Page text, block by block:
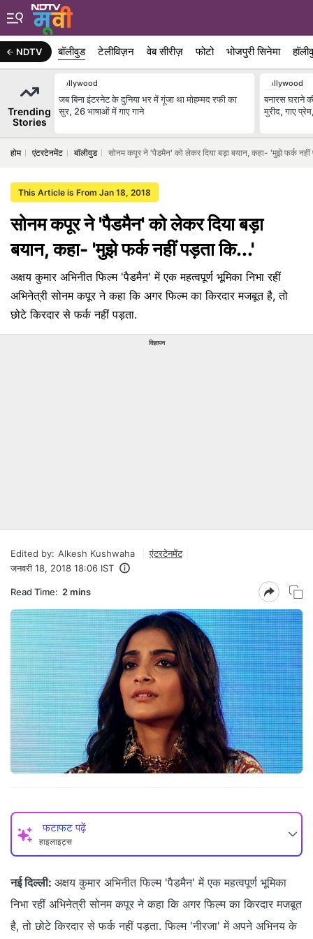
NDTV बॉलीवुड टेलीविज़न वेब सीरीज़ फोटो भोजपुरी सिनेमा
Trending
Stories
Bollywood
जब बिना इंटरनेट के दुनिया भर में गूंजा था मोहम्मद रफी का
सुर, 26 भाषाओं में गाए गाने
Bollywood
बनारस घराने
मुरीद, गाए
होम एंटरटेनमेंट बॉलीवुड सोनम कपूर ने 'पैडमैन' को लेकर दिया बड़ा बयान, कहा- 'मुझे फर्क नहीं
This Article is From Jan 18, 2018
सोनम कपूर ने 'पैडमैन' को लेकर दिया बड़ा
बयान, कहा- 'मुझे फर्क नहीं पड़ता कि...'
अक्षय कुमार अभिनीत फिल्म 'पैडमैन' में एक महत्वपूर्ण भूमिका निभा रहीं
अभिनेत्री सोनम कपूर ने कहा कि अगर फिल्म का किरदार मजबूत है, तो
छोटे किरदार से फर्क नहीं पड़ता.
विज्ञापन
Edited by: Alkesh Kushwaha
एंटरटेनमेंट
जनवरी 18, 2018 18:06 IST
Read Time: 2 mins
फटाफट पढ़ें
हाइलाइट्स
नई दिल्ली: अक्षय कुमार अभिनीत फिल्म 'पैडमैन' में एक महत्वपूर्ण भूमिका
निभा रहीं अभिनेत्री सोनम कपूर ने कहा कि अगर फिल्म का किरदार मजबूत
है, तो छोटे किरदार से फर्क नहीं पड़ता. फिल्म 'नीरजा' में अपने अभिनय के